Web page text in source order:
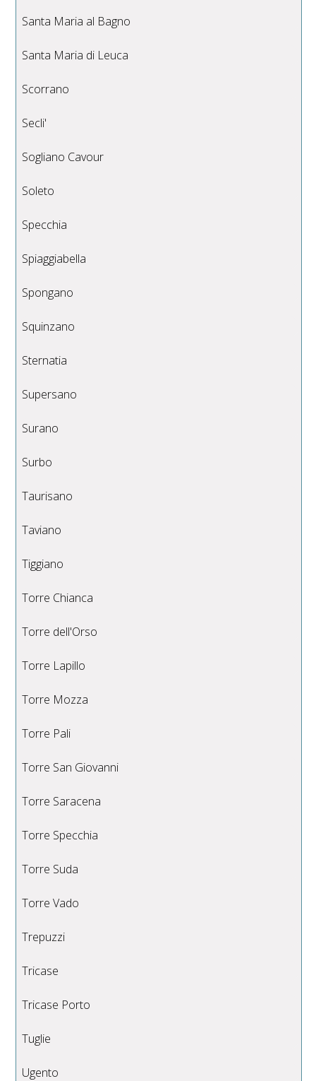
Santa Maria al Bagno
Santa Maria di Leuca
Scorrano
Secli'
Sogliano Cavour
Soleto
Specchia
Spiaggiabella
Spongano
Squinzano
Sternatia
Supersano
Surano
Surbo
Taurisano
Taviano
Tiggiano
Torre Chianca
Torre dell'Orso
Torre Lapillo
Torre Mozza
Torre Pali
Torre San Giovanni
Torre Saracena
Torre Specchia
Torre Suda
Torre Vado
Trepuzzi
Tricase
Tricase Porto
Tuglie
Ugento